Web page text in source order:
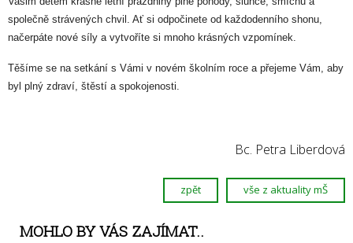
Archiv 2021 - 2024
Vrabčáci
Slavíčci
Kontakt MŠ
společně strávených chvil. Ať si odpočinete od každodenního shonu,
načerpáte nové síly a vytvoříte si mnoho krásných vzpomínek.
Těšíme se na setkání s Vámi v novém školním roce a přejeme Vám, aby
byl plný zdraví, štěstí a spokojenosti.
Bc. Petra Liberdová
vše z aktuality mŠ
zpět
MOHLO BY VÁS ZAJÍMAT..